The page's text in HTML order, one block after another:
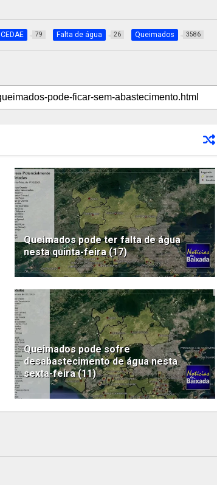
CEDAE 79 Falta de água 26 Queimados 3586
Queimados pode ter falta de água
nesta quinta-feira (17)
Queimados pode sofre
desabastecimento de água nesta
sexta-feira (11)